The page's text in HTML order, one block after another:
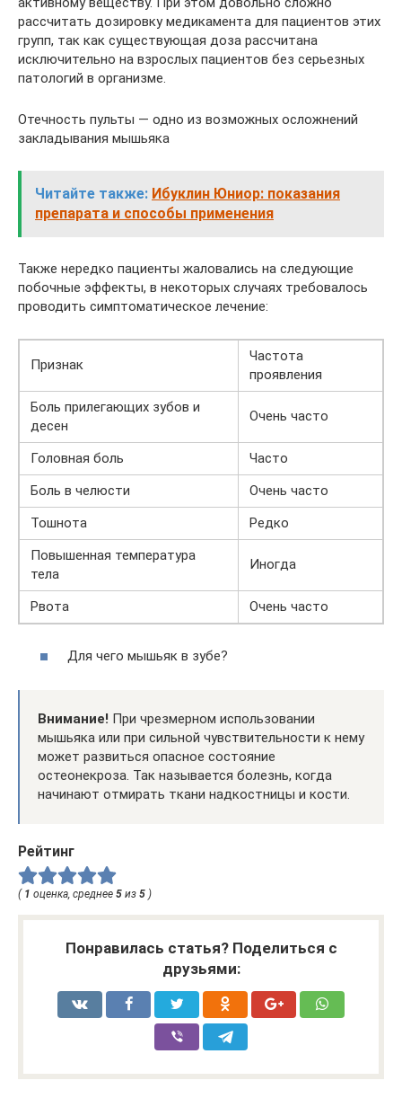
рассчитать дозировку медикамента для пациентов этих
групп, так как существующая доза рассчитана
исключительно на взрослых пациентов без серьезных
патологий в организме.
Отечность пульты — одно из возможных осложнений
закладывания мышьяка
Читайте также: Ибуклин Юниор: показания
препарата и способы применения
Также нередко пациенты жаловались на следующие
побочные эффекты, в некоторых случаях требовалось
проводить симптоматическое лечение:
Признак
Частота
проявления
Боль прилегающих зубов и
десен
Очень часто
Головная боль
Часто
Боль в челюсти
Очень часто
Тошнота
Редко
Повышенная температура
тела
Иногда
Рвота Очень часто
Для чего мышьяк в зубе?
Внимание! При чрезмерном использовании
мышьяка или при сильной чувствительности к нему
может развиться опасное состояние
остеонекроза. Так называется болезнь, когда
начинают отмирать ткани надкостницы и кости.
Рейтинг
( 1 оценка, среднее 5 из 5 )
Понравилась статья? Поделиться с
друзьями: